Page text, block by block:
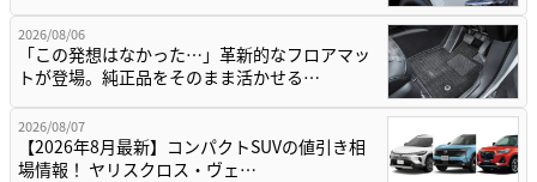
2026/08/06
「この発想はなかった…」革新的なフロアマッ
トが登場。純正品をそのまま活かせる…
2026/08/07
【2026年8月最新】コンパクトSUVの値引き相
場情報！ ヤリスクロス・ヴェ…